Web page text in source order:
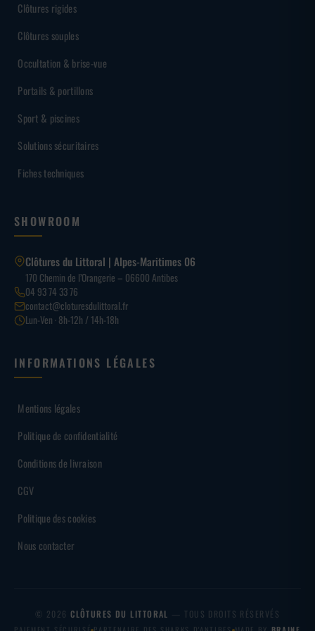
Clôtures rigides
Clôtures souples
Occultation & brise-vue
Portails & portillons
Sport & piscines
Solutions sécuritaires
Fiches techniques
SHOWROOM
Clôtures du Littoral | Alpes-Maritimes 06
170 Chemin de l’Orangerie – 06600 Antibes
04 93 74 33 76
contact@cloturesdulittoral.fr
Lun-Ven · 8h-12h / 14h-18h
INFORMATIONS LÉGALES
Mentions légales
Politique de confidentialité
Conditions de livraison
CGV
Politique des cookies
Nous contacter
© 2026CLÔTURES DU LITTORAL — TOUS DROITS RÉSERVÉS